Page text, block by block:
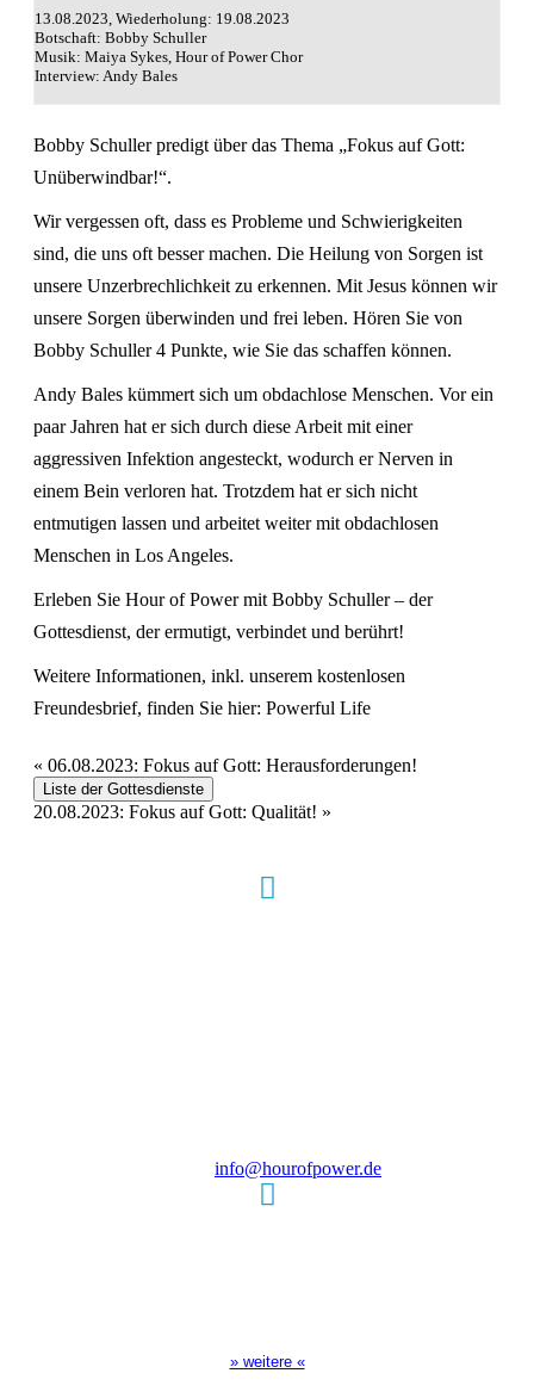
13.08.2023, Wiederholung: 19.08.2023
Botschaft: Bobby Schuller
Musik: Maiya Sykes, Hour of Power Chor
Interview: Andy Bales
Bobby Schuller predigt über das Thema „Fokus auf Gott:
Unüberwindbar!“.
Wir vergessen oft, dass es Probleme und Schwierigkeiten
sind, die uns oft besser machen. Die Heilung von Sorgen ist
unsere Unzerbrechlichkeit zu erkennen. Mit Jesus können wir
unsere Sorgen überwinden und frei leben. Hören Sie von
Bobby Schuller 4 Punkte, wie Sie das schaffen können.
Andy Bales kümmert sich um obdachlose Menschen. Vor ein
paar Jahren hat er sich durch diese Arbeit mit einer
aggressiven Infektion angesteckt, wodurch er Nerven in
einem Bein verloren hat. Trotzdem hat er sich nicht
entmutigen lassen und arbeitet weiter mit obdachlosen
Menschen in Los Angeles.
Erleben Sie Hour of Power mit Bobby Schuller – der
Gottesdienst, der ermutigt, verbindet und berührt!
Weitere Informationen, inkl. unserem kostenlosen
Freundesbrief, finden Sie hier: Powerful Life
« 06.08.2023: Fokus auf Gott: Herausforderungen!
Liste der Gottesdienste
20.08.2023: Fokus auf Gott: Qualität! »
info@hourofpower.de
» weitere «